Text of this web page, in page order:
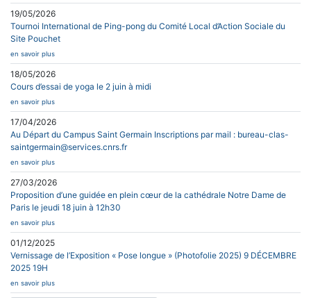
19/05/2026
Tournoi International de Ping-pong du Comité Local d’Action Sociale du
Site Pouchet
en savoir plus
18/05/2026
Cours d’essai de yoga le 2 juin à midi
en savoir plus
17/04/2026
Au Départ du Campus Saint Germain Inscriptions par mail : bureau-clas-
saintgermain@services.cnrs.fr
en savoir plus
27/03/2026
Proposition d’une guidée en plein cœur de la cathédrale Notre Dame de
Paris le jeudi 18 juin à 12h30
en savoir plus
01/12/2025
Vernissage de l’Exposition « Pose longue » (Photofolie 2025) 9 DÉCEMBRE
2025 19H
en savoir plus